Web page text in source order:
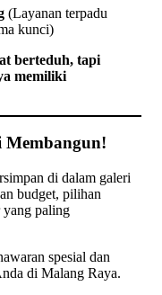
(Layanan terpadu
kunci)
berteduh, tapi
memiliki
Membangun!
di dalam galeri
budget, pilihan
yang paling
spesial dan
di Malang Raya.